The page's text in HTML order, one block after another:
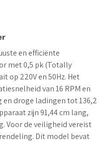
en efficiënte
met 0,5 pk (Totally
op 220V en 50Hz. Het
van 16 RPM en
droge ladingen tot 136,2
zijn 91,44 cm lang,
Voor de veiligheid vereist
Dit model bevat